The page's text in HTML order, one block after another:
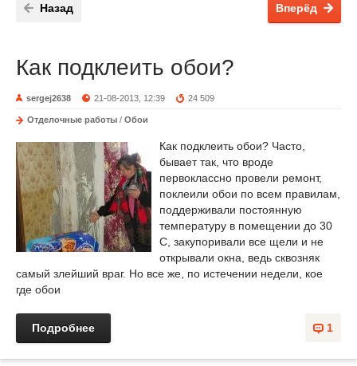
Вперёд
Назад
Как подклеить обои?
sergej2638 21-08-2013, 12:39 24 509
Отделочные работы / Обои
Как подклеить обои? Часто,
бывает так, что вроде
первоклассно провели ремонт,
поклеили обои по всем правилам,
поддерживали постоянную
температуру в помещении до 30
С, закупоривали все щели и не
открывали окна, ведь сквозняк
самый злейший враг. Но все же, по истечении недели, кое
где обои
1
Подробнее